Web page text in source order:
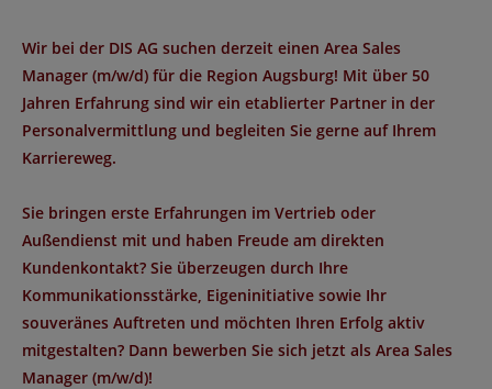
Wir bei der DIS AG suchen derzeit einen Area Sales
Manager (m/w/d) für die Region Augsburg! Mit über 50
Jahren Erfahrung sind wir ein etablierter Partner in der
Personalvermittlung und begleiten Sie gerne auf Ihrem
Karriereweg.
Sie bringen erste Erfahrungen im Vertrieb oder
Außendienst mit und haben Freude am direkten
Kundenkontakt? Sie überzeugen durch Ihre
Kommunikationsstärke, Eigeninitiative sowie Ihr
souveränes Auftreten und möchten Ihren Erfolg aktiv
mitgestalten? Dann bewerben Sie sich jetzt als Area Sales
Manager (m/w/d)!